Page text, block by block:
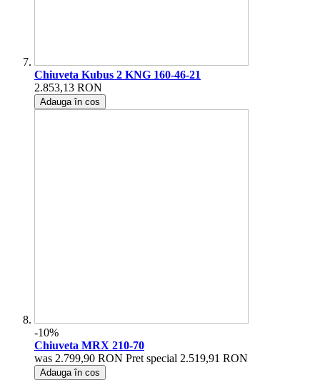
Chiuveta Kubus 2 KNG 160-46-21
2.853,13 RON
Adauga în cos
-10%
Chiuveta MRX 210-70
was 2.799,90 RON Pret special 2.519,91 RON
Adauga în cos